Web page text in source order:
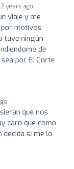
2 years ago
viaje y me
por motivos
tuve ningún
de
por El Corte
que nos
caro que como
decida si me lo